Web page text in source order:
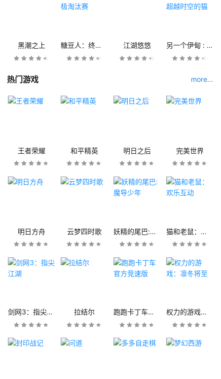
黑潮之上 糖豆人：终极淘汰赛 江湖悠悠 另一个伊甸 : 超越时空的猫
热门游戏 more...
王者荣耀 和平精英 明日之后 完美世界
明日方舟 云梦四时歌 妖精的尾巴:魔导少年 猫和老鼠：欢乐互动
剑网3：指尖江湖 拉结尔 跑跑卡丁车官方竞速版 权力的游戏：凛冬将至